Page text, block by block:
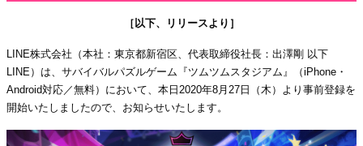
［以下、リリースより］
LINE株式会社（本社：東京都新宿区、代表取締役社長：出澤剛 以下
LINE）は、サバイバルパズルゲーム『ツムツムスタジアム』（iPhone・
Android対応／無料）において、本日2020年8月27日（木）より事前登録を
開始いたしましたので、お知らせいたします。